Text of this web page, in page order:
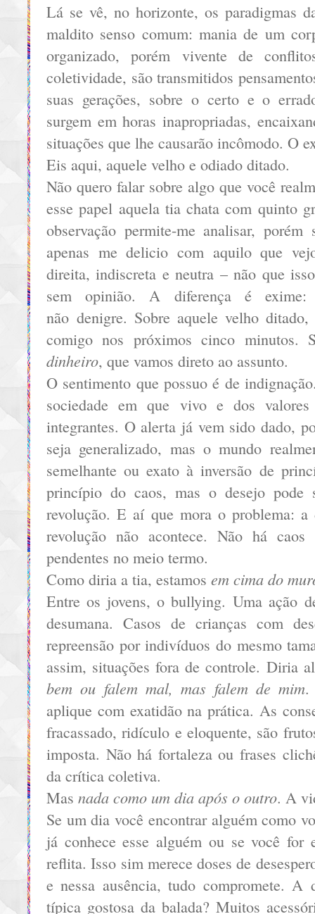
Lá se vê, no horizonte, os paradigmas
maldito senso comum: mania de um
organizado, porém vivente de
coletividade, são transmitidos
suas gerações, sobre o certo e o
surgem em horas inapropriadas,
situações que lhe causarão incômodo. O
Eis aqui, aquele velho e odiado ditado.
Não quero falar sobre algo que você
esse papel aquela tia chata com quinto
observação permite-me analisar,
apenas me delicio com aquilo que
direita, indiscreta e neutra – não que
sem opinião. A diferença é
não denigre. Sobre aquele velho
comigo nos próximos cinco minutos.
dinheiro, que vamos direto ao assunto.
O sentimento que possuo é de
sociedade em que vivo e dos
integrantes. O alerta já vem sido dado,
seja generalizado, mas o mundo
semelhante ou exato à inversão de
princípio do caos, mas o desejo pode
revolução. E aí que mora o problema: a
revolução não acontece. Não há
pendentes no meio termo.
Como diria a tia, estamos em cima do
Entre os jovens, o bullying. Uma ação
desumana. Casos de crianças com
repreensão por indivíduos do mesmo
assim, situações fora de controle. Diria
bem ou falem mal, mas falem de mim.
aplique com exatidão na prática. As
fracassado, ridículo e eloquente, são
imposta. Não há fortaleza ou frases
da crítica coletiva.
Mas nada como um dia após o outro. A
Se um dia você encontrar alguém como
já conhece esse alguém ou se você for
reflita. Isso sim merece doses de
e nessa ausência, tudo compromete. A
típica gostosa da balada? Muitos